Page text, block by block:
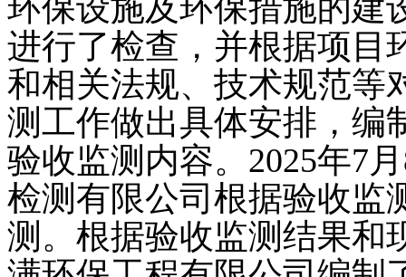
环保设施及环保措施的建
进行了检查，并根据项目
和相关法规、技术规范等
测工作做出具体安排，编
验收监测内容。 2025年7
检测有限公司根据验收监
测。根据验收监测结果和